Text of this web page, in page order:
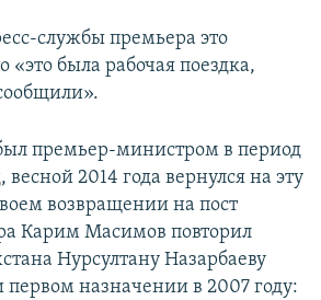
службы премьера это
«это была рабочая поездка,
премьер-министром в период
весной 2014 года вернулся на эту
возвращении на пост
Карим Масимов повторил
Нурсултану Назарбаеву
назначении в 2007 году: